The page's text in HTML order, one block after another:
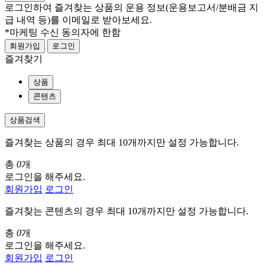
로그인하여 즐겨찾는 상품의 운용 정보(운용보고서/분배금 지
급 내역 등)를 이메일로 받아보세요.
*마케팅 수신 동의자에 한함
회원가입 로그인
즐겨찾기
상품
콘텐츠
상품검색
즐겨찾는 상품의 경우 최대 10개까지만 설정 가능합니다.
총 0개
로그인을 해주세요.
회원가입 로그인
즐겨찾는 콘텐츠의 경우 최대 10개까지만 설정 가능합니다.
총 0개
로그인을 해주세요.
회원가입 로그인